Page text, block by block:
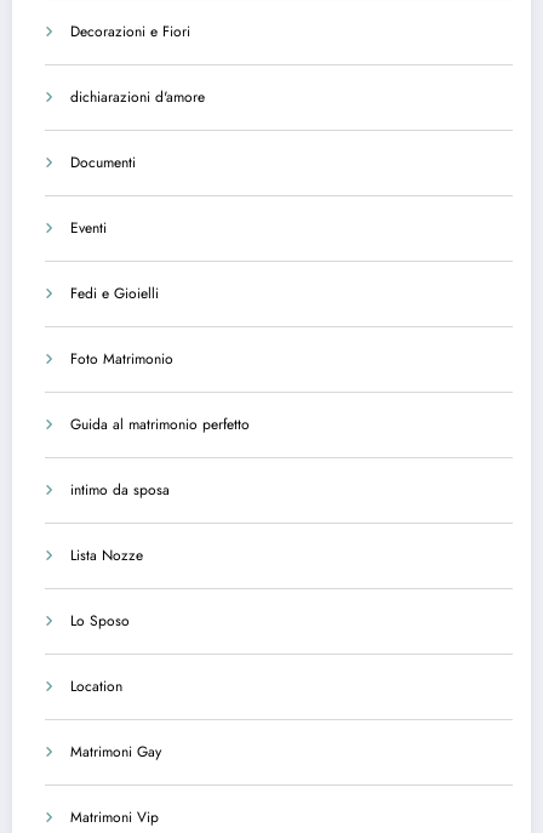
Decorazioni e Fiori
dichiarazioni d'amore
Documenti
Eventi
Fedi e Gioielli
Foto Matrimonio
Guida al matrimonio perfetto
intimo da sposa
Lista Nozze
Lo Sposo
Location
Matrimoni Gay
Matrimoni Vip